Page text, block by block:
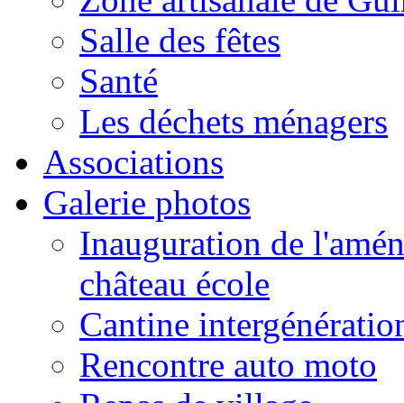
Salle des fêtes
Santé
Les déchets ménagers
Associations
Galerie photos
Inauguration de
château école
Cantine
Rencontre auto moto